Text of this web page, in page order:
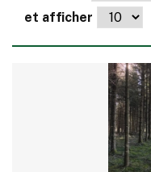
et afficher